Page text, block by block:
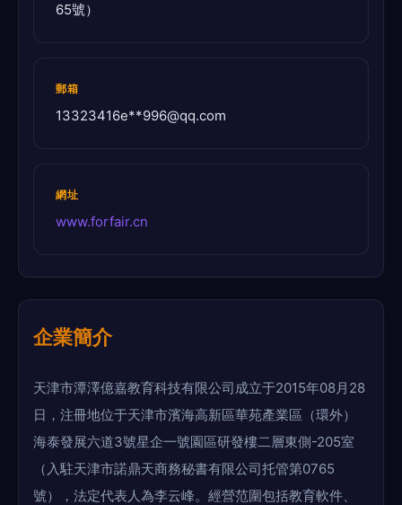
65號）
郵箱
13323416e**996@qq.com
網址
www.forfair.cn
企業簡介
天津市潭澤億嘉教育科技有限公司成立于2015年08月28
日，注冊地位于天津市濱海高新區華苑產業區（環外）
海泰發展六道3號星企一號園區研發樓二層東側-205室
（入駐天津市諾鼎天商務秘書有限公司托管第0765
號），法定代表人為李云峰。經營范圍包括教育軟件、